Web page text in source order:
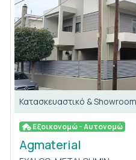
Κατασκευαστικό & Showroom
Εξοικονομώ - Αυτονομώ
Agmaterial